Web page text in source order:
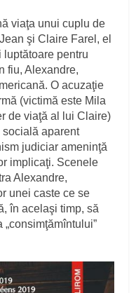
viaţa unui cuplu de
şi Claire Farel, el
pentru
fiu, Alexandre,
O acuzaţie
(victimă este Mila
de viaţă al lui Claire)
socială aparent
judiciar ameninţă
implicaţi. Scenele
Alexandre,
unei caste ce se
în acelaşi timp, să